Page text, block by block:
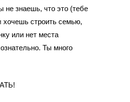
не знаешь, что это (тебе
хочешь строить семью,
или нет места
Ты много